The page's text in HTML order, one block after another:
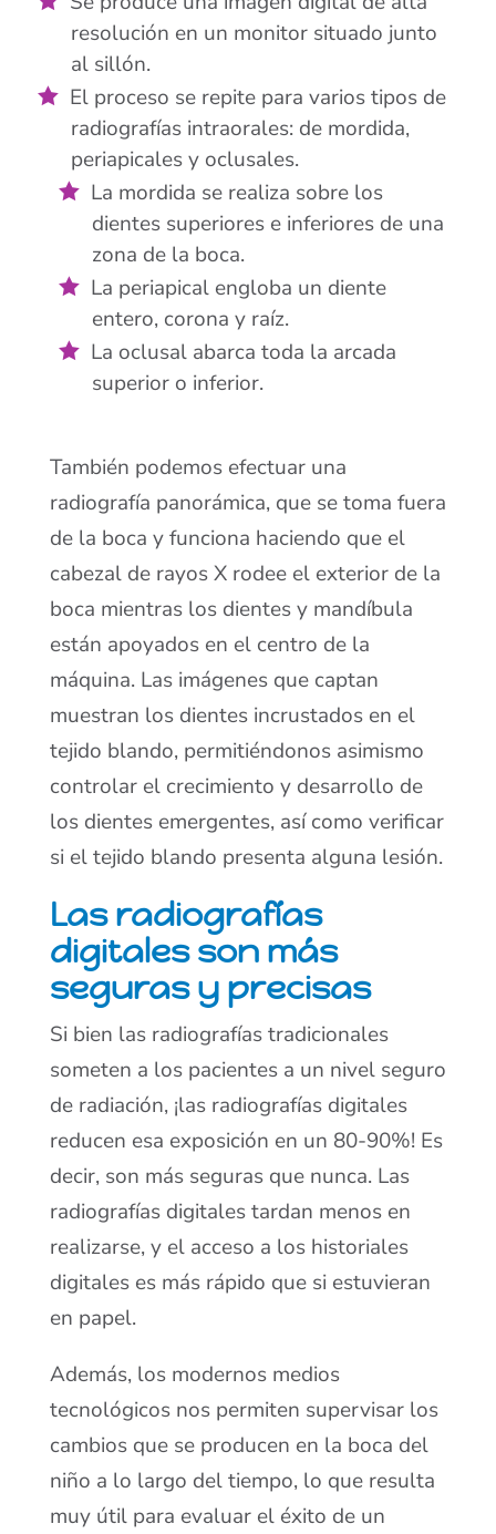
resolución en un monitor situado junto
al sillón.
El proceso se repite para varios tipos de
radiografías intraorales: de mordida,
periapicales y oclusales.
La mordida se realiza sobre los
dientes superiores e inferiores de una
zona de la boca.
La periapical engloba un diente
entero, corona y raíz.
La oclusal abarca toda la arcada
superior o inferior.
También podemos efectuar una
radiografía panorámica, que se toma fuera
de la boca y funciona haciendo que el
cabezal de rayos X rodee el exterior de la
boca mientras los dientes y mandíbula
están apoyados en el centro de la
máquina. Las imágenes que captan
muestran los dientes incrustados en el
tejido blando, permitiéndonos asimismo
controlar el crecimiento y desarrollo de
los dientes emergentes, así como verificar
si el tejido blando presenta alguna lesión.
Las radiografías
digitales son más
seguras y precisas
Si bien las radiografías tradicionales
someten a los pacientes a un nivel seguro
de radiación, ¡las radiografías digitales
reducen esa exposición en un 80-90%! Es
decir, son más seguras que nunca. Las
radiografías digitales tardan menos en
realizarse, y el acceso a los historiales
digitales es más rápido que si estuvieran
en papel.
Además, los modernos medios
tecnológicos nos permiten supervisar los
cambios que se producen en la boca del
niño a lo largo del tiempo, lo que resulta
muy útil para evaluar el éxito de un